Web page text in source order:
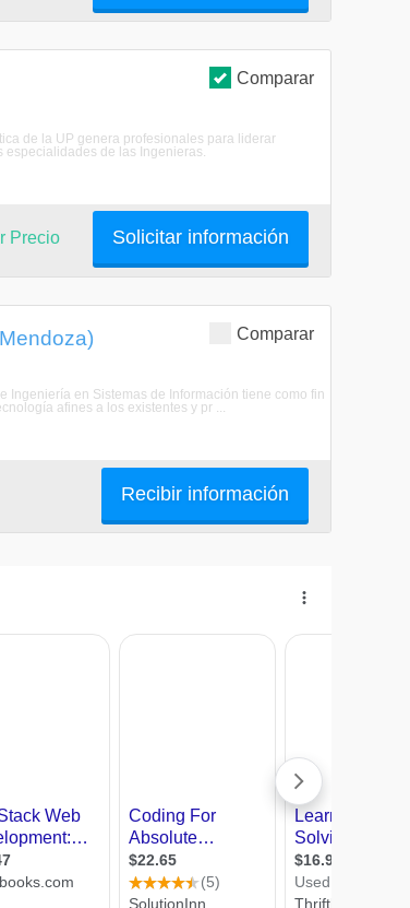
Comparar
de la UP genera profesionales para liderar
especialidades de las Ingenieras.
Solicitar información
Precio
Comparar
Ingeniería en Sistemas de Información tiene como fin
afines a los existentes y pr ...
Recibir información